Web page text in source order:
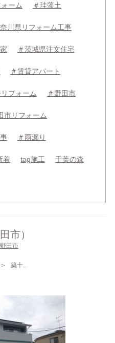
ーム ＃珪藻土
川県リフォーム工事
＃茨城県注文住宅
＃賃貸アパート
フォーム ＃野田市
市リフォーム
＃雨漏り
着 tag施工 千葉の森
市）
野田市
築十...